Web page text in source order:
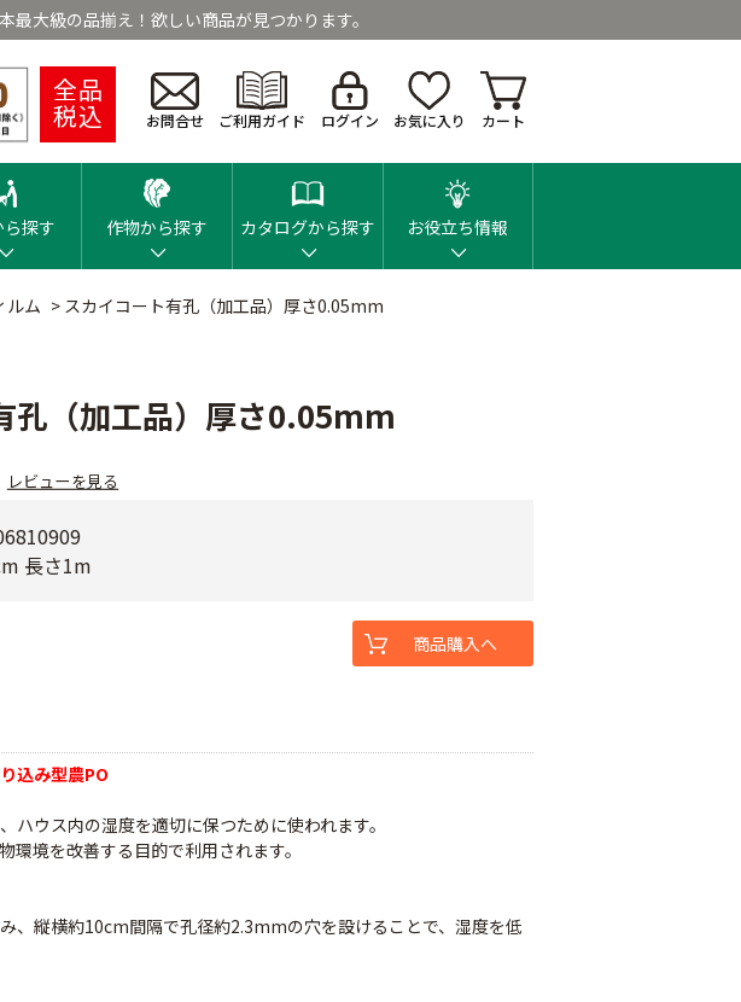
大級の品揃え！欲しい商品が見つかります。
全品
税込 お問合せ ご利用ガイド ログイン お気に入り カート
ら探す 作物から探す カタログから探す お役立ち情報
ルム > スカイコート有孔（加工品）厚さ0.05mm
孔（加工品）厚さ0.05mm
レビューを見る
込み型農PO
ハウス内の湿度を適切に保つために使われます。
環境を改善する目的で利用されます。
、縦横約10cm間隔で孔径約2.3mmの穴を設けることで、湿度を低
長さ1m
商品購入へ